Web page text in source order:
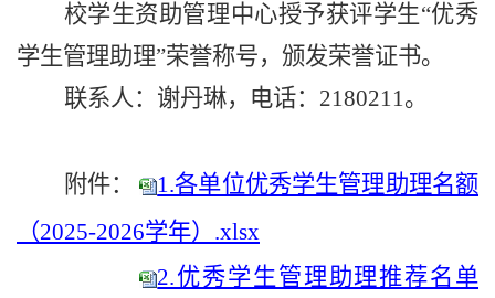
校学生资助管理中心授予获评学生“优秀
学生管理助理”荣誉称号，颁发荣誉证书。
联系人：谢丹琳，电话： 2180211。
附件：
1.各单位优秀学生管理助理名额
（2025-2026学年）.xlsx
2.优秀学生管理助理推荐名单